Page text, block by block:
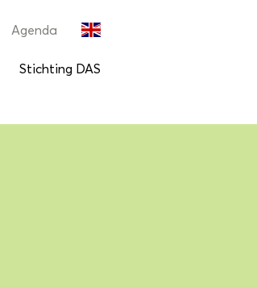
Agenda
Stichting DAS